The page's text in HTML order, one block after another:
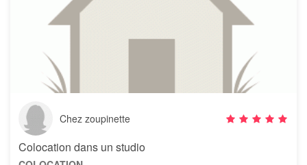
Chez zoupinette
Colocation dans un studio